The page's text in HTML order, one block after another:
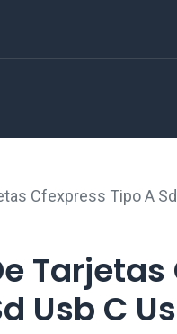
Cfexpress Tipo A
Usb C